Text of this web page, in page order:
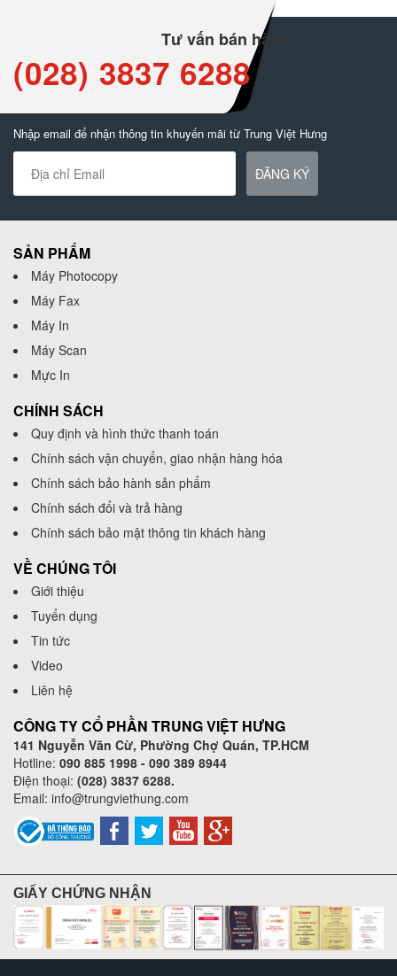
Tư vấn bán hàng
(028) 3837 6288
Nhập email để nhận thông tin khuyến mãi từ Trung Việt Hưng
ĐĂNG KÝ
SẢN PHẨM
Máy Photocopy
Máy Fax
Máy In
Máy Scan
Mực In
CHÍNH SÁCH
Quy định và hình thức thanh toán
Chính sách vận chuyển, giao nhận hàng hóa
Chính sách bảo hành sản phẩm
Chính sách đổi và trả hàng
Chính sách bảo mật thông tin khách hàng
VỀ CHÚNG TÔI
Giới thiệu
Tuyển dụng
Tin tức
Video
Liên hệ
CÔNG TY CỔ PHẦN TRUNG VIỆT HƯNG
141 Nguyễn Văn Cừ, Phường Chợ Quán, TP.HCM
Hotline: 090 885 1998 - 090 389 8944
Điện thoại: (028) 3837 6288.
Email: info@trungviethung.com
GIẤY CHỨNG NHẬN